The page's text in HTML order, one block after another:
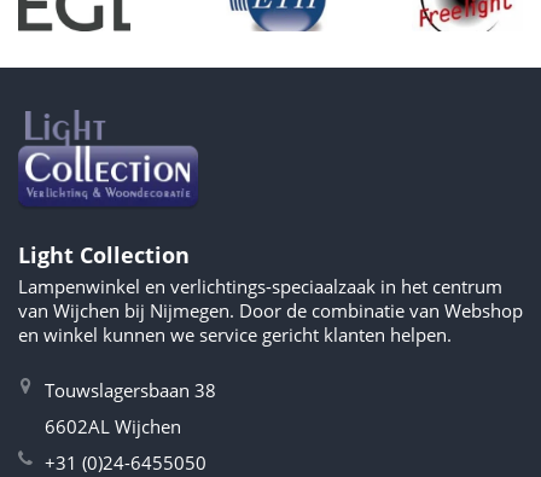
Light Collection
Lampenwinkel en verlichtings-speciaalzaak in het centrum
van Wijchen bij Nijmegen. Door de combinatie van Webshop
en winkel kunnen we service gericht klanten helpen.
Touwslagersbaan 38
6602AL Wijchen
+31 (0)24-6455050